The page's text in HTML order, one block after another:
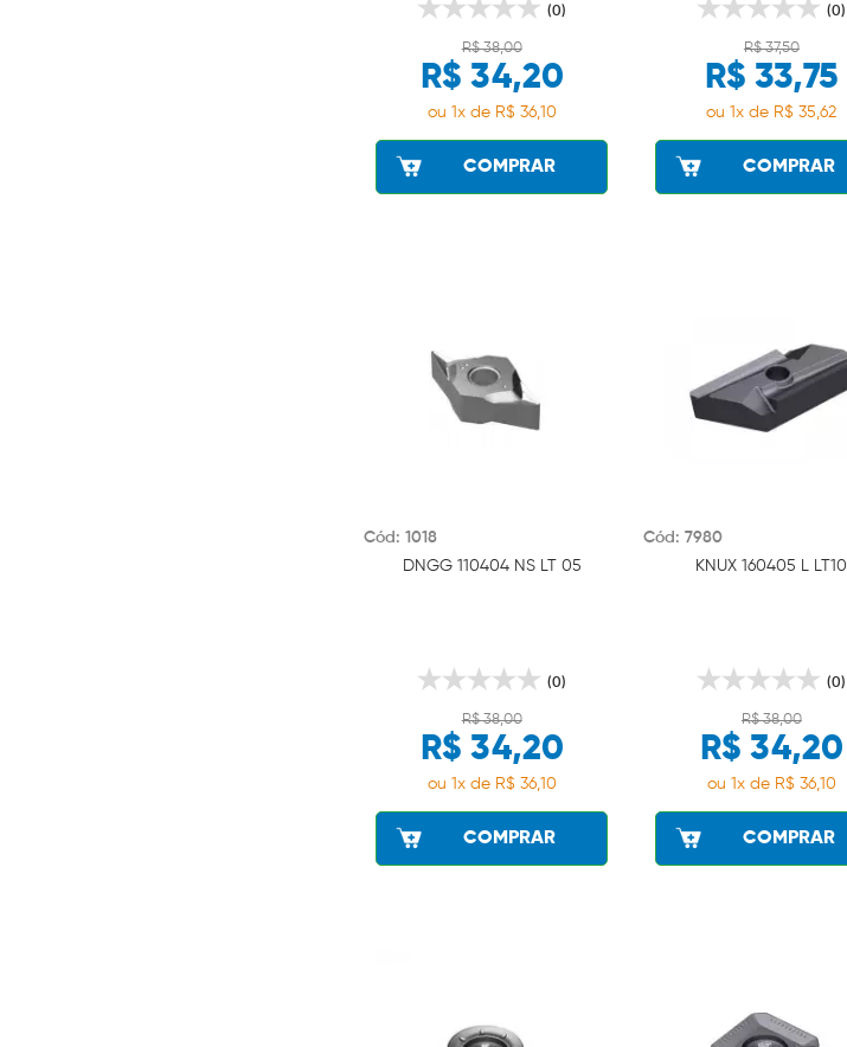
(0)
R$ 38,00
R$ 34,20
ou 1x de R$ 36,10
COMPRAR
(0)
R$ 37,50
R$ 33,75
ou 1x de R$ 35,62
COMPRAR
Cód: 1018
DNGG 110404 NS LT 05
(0)
R$ 38,00
R$ 34,20
ou 1x de R$ 36,10
COMPRAR
Cód: 7980
KNUX 160405 L LT10
(0)
R$ 38,00
R$ 34,20
ou 1x de R$ 36,10
COMPRAR